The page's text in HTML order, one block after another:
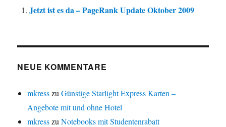
Jetzt ist es da – PageRank Update Oktober 2009
NEUE KOMMENTARE
mkresszuGünstige Starlight Express Karten –
Angebote mit und ohne Hotel
mkresszuNotebooks mit Studentenrabatt